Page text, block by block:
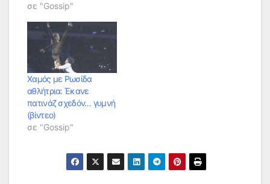
σε "Gossip"
Χαμός με Ρωσίδα
αθλήτρια: Έκανε
πατινάζ σχεδόν… γυμνή
(βίντεο)
σε "Gossip"